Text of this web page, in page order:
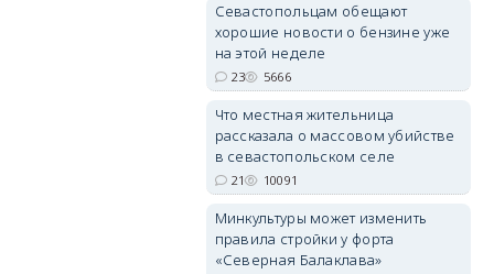
Севастопольцам обещают
хорошие новости о бензине уже
на этой неделе
23 5666
Что местная жительница
рассказала о массовом убийстве
в севастопольском селе
21 10091
Минкультуры может изменить
правила стройки у форта
«Северная Балаклава»